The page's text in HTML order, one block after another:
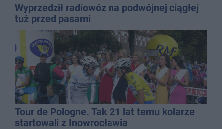
Wyprzedził radiowóz na podwójnej ciągłej
tuż przed pasami
Tour de Pologne. Tak 21 lat temu kolarze
startowali z Inowrocławia